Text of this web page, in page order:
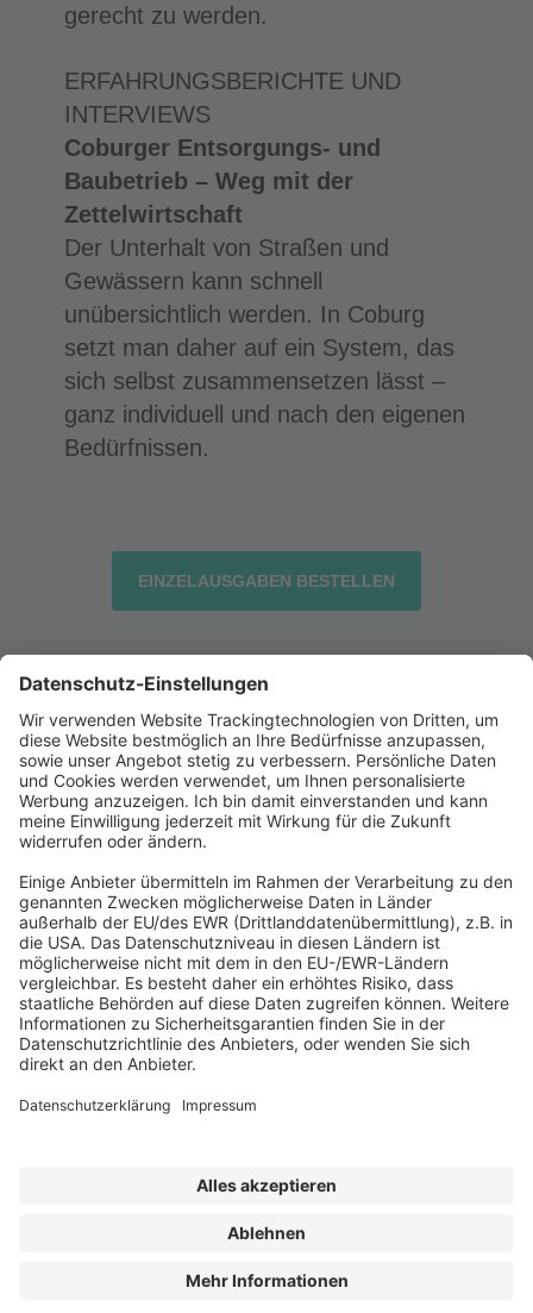
gerecht zu werden.
ERFAHRUNGSBERICHTE UND
INTERVIEWS
Coburger Entsorgungs- und
Baubetrieb – Weg mit der
Zettelwirtschaft
Der Unterhalt von Straßen und
Gewässern kann schnell
unübersichtlich werden. In Coburg
setzt man daher auf ein System, das
sich selbst zusammensetzen lässt –
ganz individuell und nach den eigenen
Bedürfnissen.
EINZELAUSGABEN BESTELLEN
Abonnement anfordern|Abo kündigen
Werben bei uns
Kennen Sie schon unserenNewsletter "Kommunales
|Datenschutz